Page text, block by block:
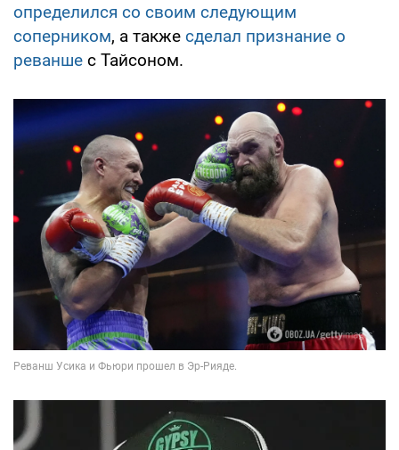
определился со своим следующим
соперником, а также сделал признание о
реванше с Тайсоном.